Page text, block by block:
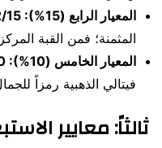
المعيار الرابع (15%): 12/15
المثمنة؛ فمن القبة
المعيار الخامس (10%): 14/10
فيتالي الذهبية رمزاً
ثالثاً: معايير